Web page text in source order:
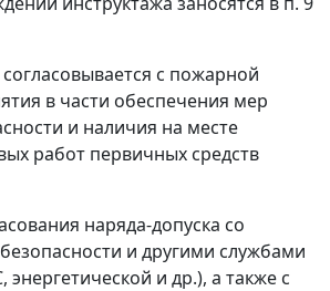
с пожарной
в части обеспечения мер
и наличия на месте
работ первичных средств
наряда-допуска со
и другими службами
энергетической и др.), а также с